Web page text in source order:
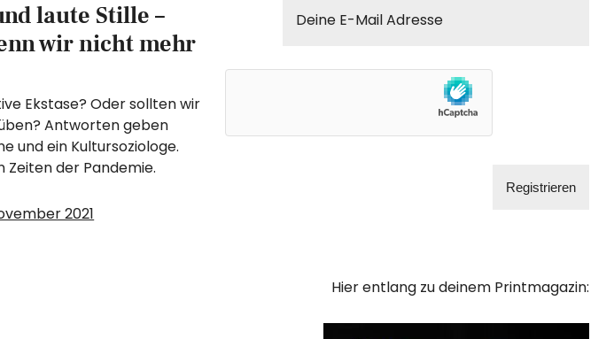
laute Stille –
wir nicht mehr
Ekstase? Oder sollten wir
Antworten geben
und ein Kultursoziologe.
Zeiten der Pandemie.
2021
Hier entlang zu deinem Printmagazin: